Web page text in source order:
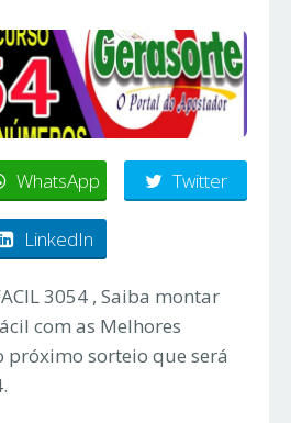
WhatsApp Twitter
LinkedIn
3054 , Saiba montar
com as Melhores
próximo sorteio que será